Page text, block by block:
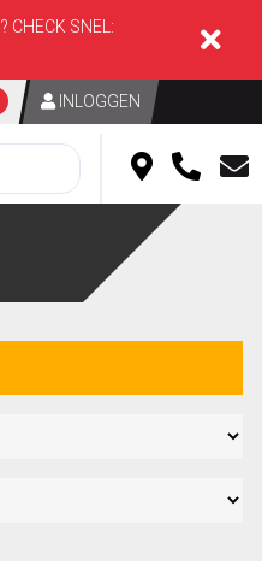
CHECK SNEL:
INLOGGEN